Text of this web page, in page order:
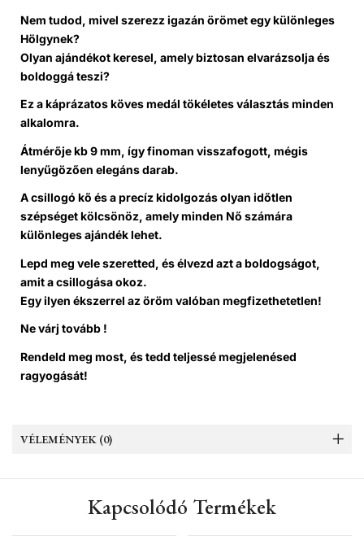
Nem tudod, mivel szerezz igazán örömet egy különleges
Hölgynek?
Olyan ajándékot keresel, amely biztosan elvarázsolja és
boldoggá teszi?
Ez akáprázatos köves medál tökéletes választás minden
alkalomra.
Átmérője kb 9 mm, így finoman visszafogott, mégis
lenyűgözően elegáns darab.
A csillogó kő és a precíz kidolgozás olyan időtlen
szépségetkölcsönöz, amely minden Nő számára
különleges ajándék lehet.
Lepd meg vele szeretted, és élvezd azt a boldogságot,
amit a csillogása okoz.
Egy ilyen ékszerrel az öröm valóban megfizethetetlen!
Ne várj tovább !
Rendeld meg most, és tedd teljessé megjelenésed
ragyogását!
VÉLEMÉNYEK (0)
Kapcsolódó Termékek